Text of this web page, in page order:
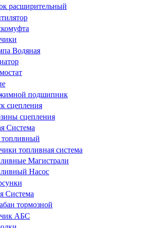
расширительный
Водяная
подшипник
сцепления
сцепления
Система
топливный
топливная система
Магистрали
Насос
Система
тормозной
АБС